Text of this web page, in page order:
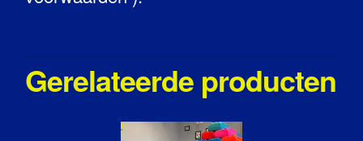
Gerelateerde producten